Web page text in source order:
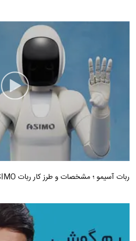
ربات آسیمو ؛ مشخصات و طرز کار ربات ASIMO